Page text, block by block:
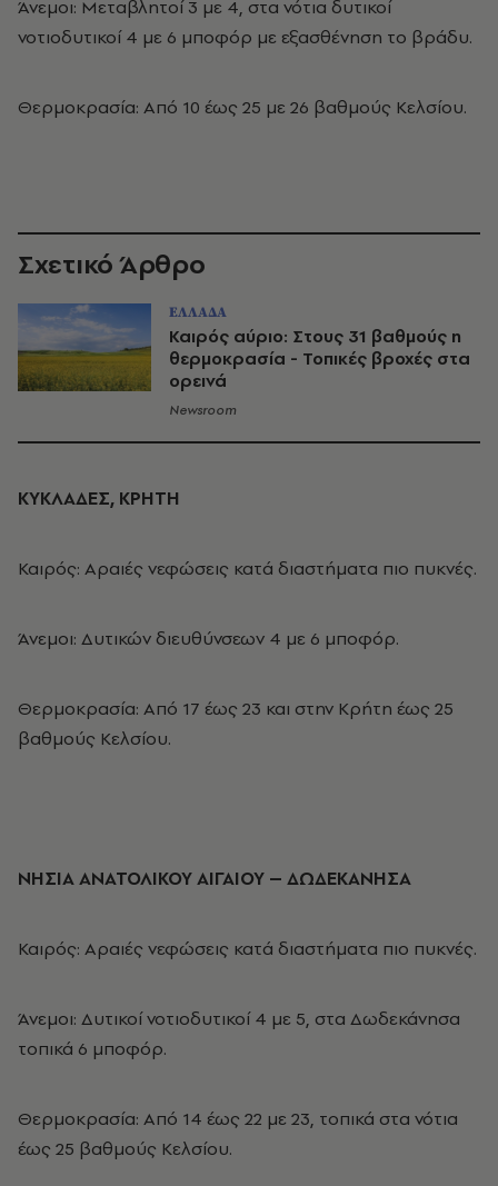
Άνεμοι: Μεταβλητοί 3 με 4, στα νότια δυτικοί
νοτιοδυτικοί 4 με 6 μποφόρ με εξασθένηση το βράδυ.
Θερμοκρασία: Από 10 έως 25 με 26 βαθμούς Κελσίου.
Σχετικό Άρθρο
ΕΛΛΑΔΑ
Καιρός αύριο: Στους 31 βαθμούς η
θερμοκρασία - Τοπικές βροχές στα
ορεινά
Newsroom
ΚΥΚΛΑΔΕΣ, ΚΡΗΤΗ
Καιρός: Αραιές νεφώσεις κατά διαστήματα πιο πυκνές.
Άνεμοι: Δυτικών διευθύνσεων 4 με 6 μποφόρ.
Θερμοκρασία: Από 17 έως 23 και στην Κρήτη έως 25
βαθμούς Κελσίου.
ΝΗΣΙΑ ΑΝΑΤΟΛΙΚΟΥ ΑΙΓΑΙΟΥ – ΔΩΔΕΚΑΝΗΣΑ
Καιρός: Αραιές νεφώσεις κατά διαστήματα πιο πυκνές.
Άνεμοι: Δυτικοί νοτιοδυτικοί 4 με 5, στα Δωδεκάνησα
τοπικά 6 μποφόρ.
Θερμοκρασία: Από 14 έως 22 με 23, τοπικά στα νότια
έως 25 βαθμούς Κελσίου.